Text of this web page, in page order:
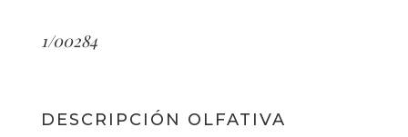
1/00284
DESCRIPCIÓN OLFATIVA